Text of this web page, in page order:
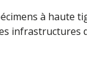
à haute